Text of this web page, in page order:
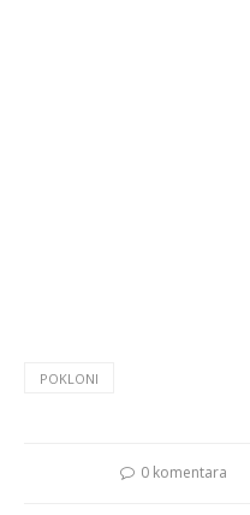
POKLONI
0 komentara